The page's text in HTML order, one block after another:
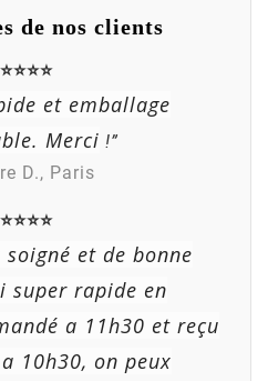
(3 avis)
de nos clients
et emballage
Merci !”
D., Paris
et de bonne
super rapide en
a 11h30 et reçu
10h30, on peux